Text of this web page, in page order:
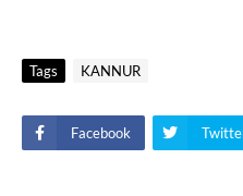
Tags KANNUR
Facebook